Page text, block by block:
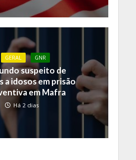
GERAL GNR
suspeito de
a idosos em prisão
em Mafra
Há 2 dias